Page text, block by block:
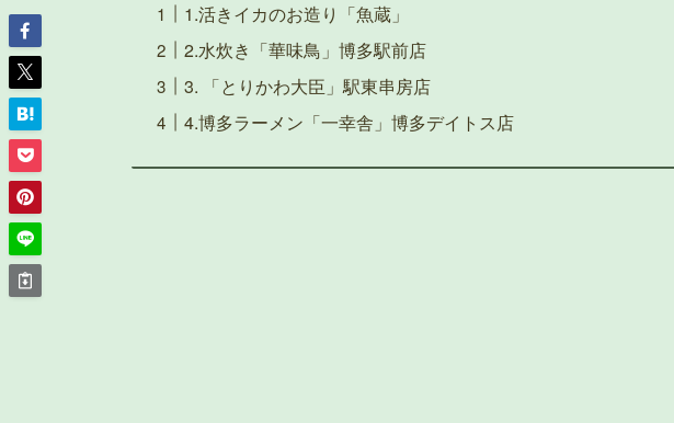
1.活きイカのお造り「魚蔵」
2.水炊き「華味鳥」博多駅前店
3. 「とりかわ大臣」駅東串房店
4.博多ラーメン「一幸舎」博多デイトス店